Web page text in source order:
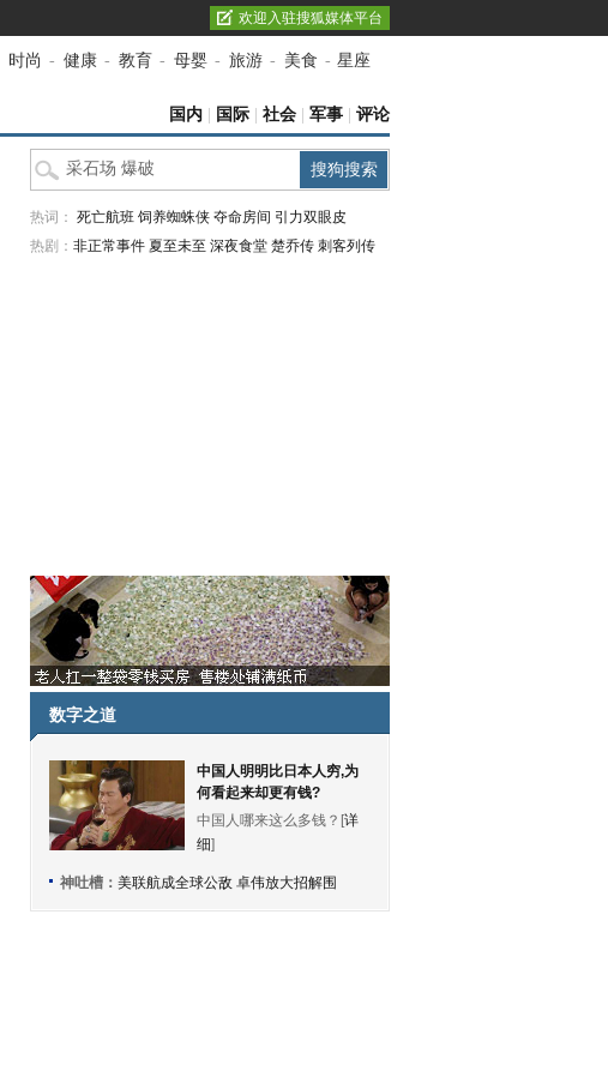
欢迎入驻搜狐媒体平台
时尚 - 健康 - 教育 - 母婴 - 旅游 - 美食 - 星座
国内 国际 社会 军事 评论
热词： 死亡航班 饲养蜘蛛侠 夺命房间 引力双眼皮
热剧： 非正常事件 夏至未至 深夜食堂 楚乔传 刺客列传
数字之道
中国人明明比日本人穷,为
何看起来却更有钱?
中国人哪来这么多钱？[详
细]
神吐槽： 美联航成全球公敌 卓伟放大招解围